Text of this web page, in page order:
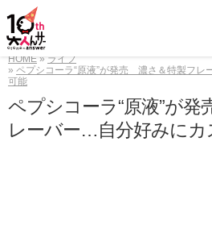
HOME
ライフ
ペプシコーラ“原液”が発売 濃さ＆特製フレ
可能
ペプシコーラ“原液”が
レーバー…自分好みにカ